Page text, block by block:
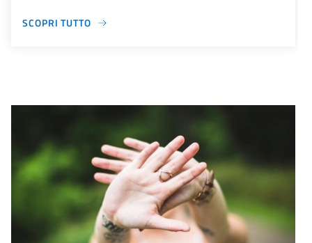
SCOPRI TUTTO